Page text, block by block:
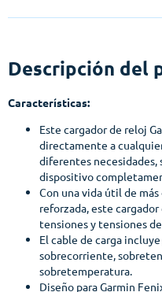
Descripción del
Características:
Este cargador de reloj
directamente a
diferentes necesidades,
dispositivo
Con una vida útil de
reforzada, este
tensiones y tensiones
El cable de carga
sobrecorriente,
sobretemperatura.
Diseño para Garmin